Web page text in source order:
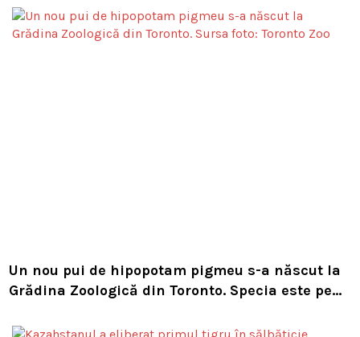
Un nou pui de hipopotam pigmeu s-a născut la
Grădina Zoologică din Toronto. Specia este pe